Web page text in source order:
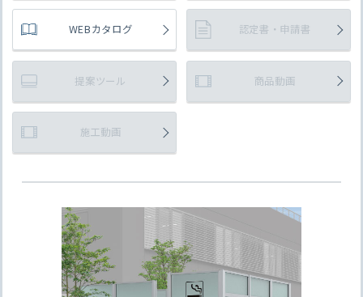
WEBカタログ 認定書・申請書
提案ツール 商品動画
施工動画